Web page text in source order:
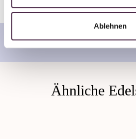
Ablehnen
Ähnliche